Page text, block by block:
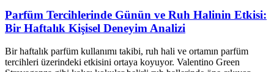
Parfüm Tercihlerinde Günün ve Ruh Halinin Etkisi:
Bir Haftalık Kişisel Deneyim Analizi
Bir haftalık parfüm kullanımı takibi, ruh hali ve ortamın parfüm
tercihleri üzerindeki etkisini ortaya koyuyor. Valentino Green